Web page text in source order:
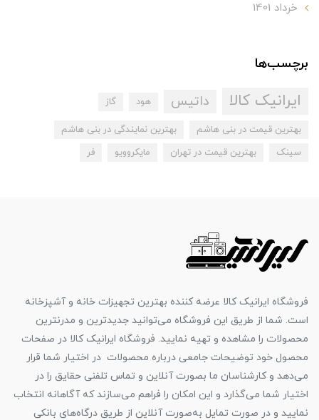
خرداد 1401
برچسب‌ها
ایرانیک کالا داتیس هود گاز
بهترین قیمت در بنی هاشم
بهترین نمایندگی در بنی هاشم
سینک
بهترین قیمت در تهران مایکروویو فر
فروشگاه ایرانیک کالا عرضه کننده بهترین تجهیزات خانه و آشپزخانه
است. شما از طریق این فروشگاه می‌توانید جدیدترین و مدرنترین
محصولات را مشاهده و تهیه نمایید. فروشگاه ایرانیک کالا در صفحات
محصول خود توضیحات جامعی درباره محصولات در اختیار شما قرار
می‌دهد و کارشناسان ما بصورت آنلاین و تماس تلفنی حقایق را در
اختیار شما می‌گذارد و این امکان را فراهم می‌سازند که آگاهانه انتخاب
نمایید و در صورت تمایل به‌صورت آنلاین از طریق درگاه‌های بانکی